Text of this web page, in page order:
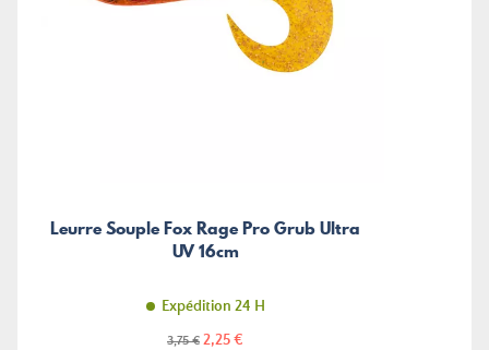
Leurre Souple Fox Rage Pro Grub Ultra
UV 16cm
Expédition 24 H
Prix
3,75 € Prix
2,25 €